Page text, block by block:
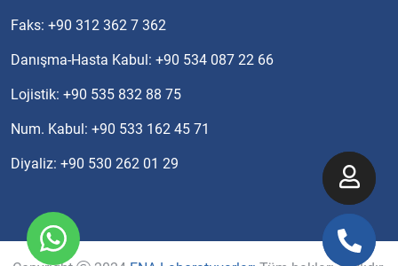
Faks: +90 312 362 7 362
Danışma-Hasta Kabul: +90 534 087 22 66
Lojistik: +90 535 832 88 75
Num. Kabul: +90 533 162 45 71
Diyaliz: +90 530 262 01 29